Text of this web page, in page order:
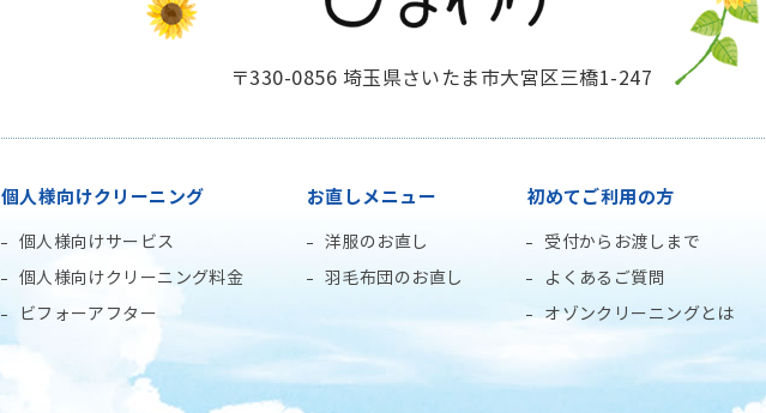
〒330-0856 埼玉県さいたま市大宮区三橋1-247
個人様向けクリーニング
個人様向けサービス
個人様向けクリーニング料金
ビフォーアフター
お直しメニュー
洋服のお直し
羽毛布団のお直し
初めてご利用の方
受付からお渡しまで
よくあるご質問
オゾンクリーニングとは